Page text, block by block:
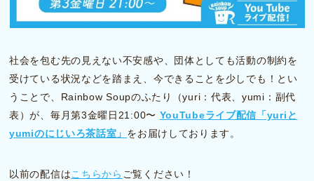
社会を包む先の見えない不安感や、団体としても活動の制約を
受けている状況などを踏まえ、今できることを少しでも！とい
うことで、Rainbow Soupのふたり（yuri：代表、yumi：副代
表）が、毎月第3金曜日21:00〜 YouTubeライブ配信「yuriと
yumiのにじいろ茶話室」 をお届けしております。
以前の配信はこちらから ご覧ください！